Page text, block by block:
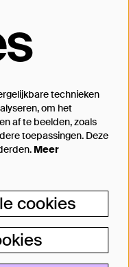
Bellevue
steunen, van
van jouw
producent.
technieken
om het
af te beelden, zoals
toepassingen. Deze
Meer
cookies